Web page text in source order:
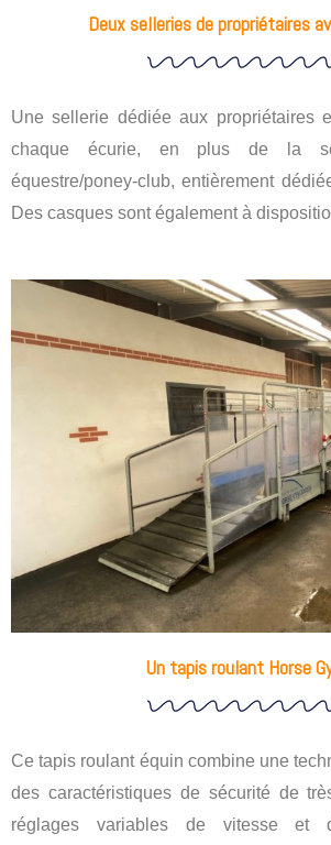
Deux selleries de propriétaires
Une sellerie dédiée aux propriétaires
chaque écurie, en plus de la
équestre/poney-club, entièrement
Des casques sont également à
Un tapis roulant Horse
Ce tapis roulant équin combine une
des caractéristiques de sécurité de
réglages variables de vitesse et